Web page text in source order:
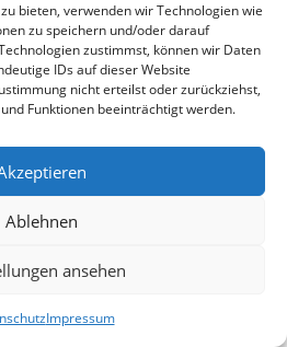
bieten, verwenden wir Technologien wie
zu speichern und/oder darauf
zustimmst, können wir Daten
IDs auf dieser Website
nicht erteilst oder zurückziehst,
Funktionen beeinträchtigt werden.
Ablehnen
ansehen
Impressum